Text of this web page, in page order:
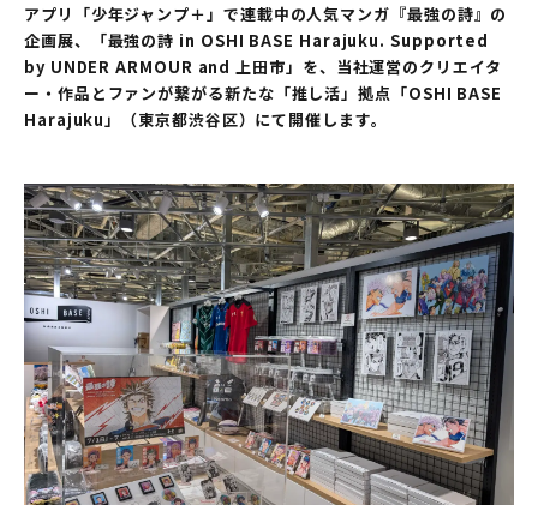
アプリ「少年ジャンプ＋」で連載中の人気マンガ『最強の詩』の
企画展、「最強の詩 in OSHI BASE Harajuku. Supported
by UNDER ARMOUR and 上田市」を、当社運営のクリエイタ
ー・作品とファンが繋がる新たな「推し活」拠点「OSHI BASE
Harajuku」（東京都渋谷区）にて開催します。